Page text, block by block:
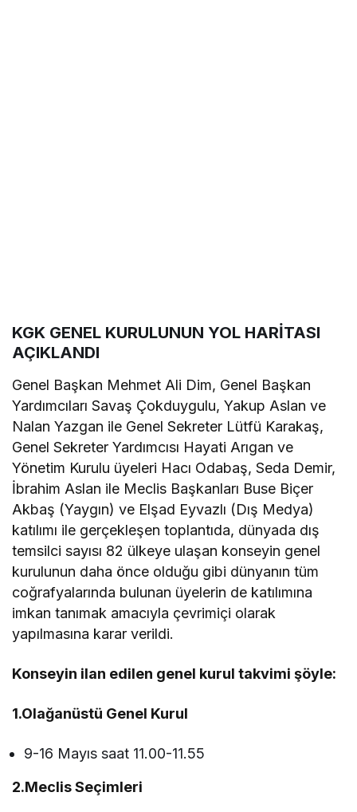
KGK GENEL KURULUNUN YOL HARİTASI
AÇIKLANDI
Genel Başkan Mehmet Ali Dim, Genel Başkan
Yardımcıları Savaş Çokduygulu, Yakup Aslan ve
Nalan Yazgan ile Genel Sekreter Lütfü Karakaş,
Genel Sekreter Yardımcısı Hayati Arıgan ve
Yönetim Kurulu üyeleri Hacı Odabaş, Seda Demir,
İbrahim Aslan ile Meclis Başkanları Buse Biçer
Akbaş (Yaygın) ve Elşad Eyvazlı (Dış Medya)
katılımı ile gerçekleşen toplantıda, dünyada dış
temsilci sayısı 82 ülkeye ulaşan konseyin genel
kurulunun daha önce olduğu gibi dünyanın tüm
coğrafyalarında bulunan üyelerin de katılımına
imkan tanımak amacıyla çevrimiçi olarak
yapılmasına karar verildi.
Konseyin ilan edilen genel kurul takvimi şöyle:
1.Olağanüstü Genel Kurul
9-16 Mayıs saat 11.00-11.55
2.Meclis Seçimleri